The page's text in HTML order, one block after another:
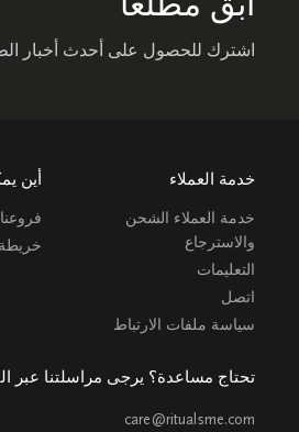
اشترك للحصول على أحدث أخبار
خدمة العملاء
خدمة العملاء الشحن
والاسترجاع
التعليمات
اتصل
سياسة ملفات الارتباط
أين
فروعنا
تحتاج مساعدة؟ يرجى مراسلتنا عبر
care@ritualsme.com